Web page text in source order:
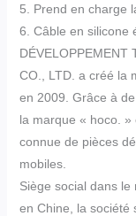
5. Prend en charge
6. Câble en silicone
DÉVELOPPEMENT
CO., LTD. a créé la
en 2009. Grâce à
la marque « hoco.
connue de pièces
mobiles.
Siège social dans le
en Chine, la société